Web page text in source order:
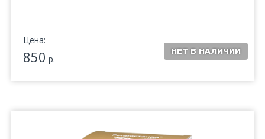
Цена:
850 р.